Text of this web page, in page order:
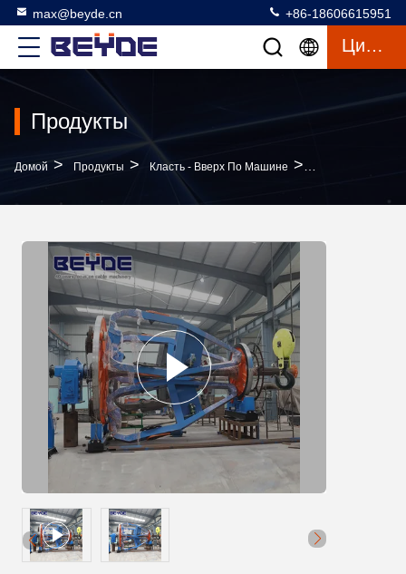
max@beyde.cn +86-18606615951
Цитата
Продукты
Домой > Продукты > Класть - Вверх По Машине >